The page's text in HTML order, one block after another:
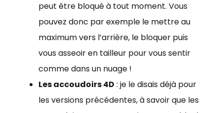
peut être bloqué à tout moment. Vous
pouvez donc par exemple le mettre au
maximum vers l’arrière, le bloquer puis
vous asseoir en tailleur pour vous sentir
comme dans un nuage !
Les accoudoirs 4D : je le disais déjà pour
les versions précédentes, à savoir que les